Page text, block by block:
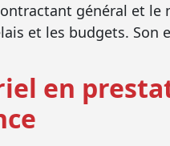
général et le
et les budgets.
en